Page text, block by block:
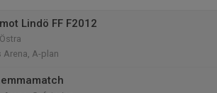
Lindö FF F2012
Arena, A-plan